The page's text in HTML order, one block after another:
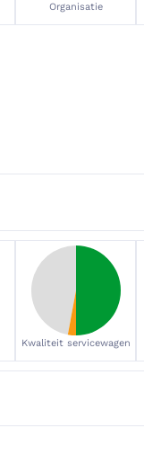
Organisatie
Kwaliteit servicewagen